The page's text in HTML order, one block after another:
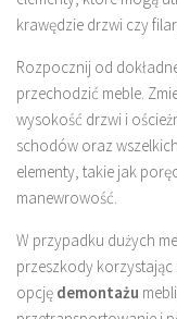
krawędzie drzwi czy
Rozpocznij od
przechodzić meble.
wysokość drzwi i
schodów oraz
elementy, takie jak
manewrowość.
W przypadku dużych
przeszkody
opcję demontażu